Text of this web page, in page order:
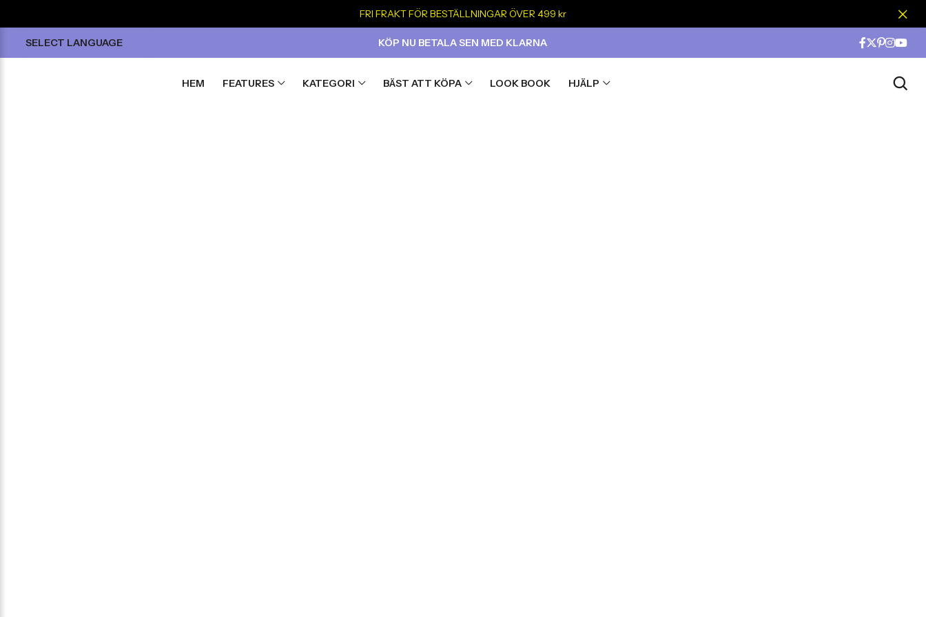
FRI FRAKT FÖR BESTÄLLNINGAR ÖVER 499 kr
SELECT LANGUAGE KÖP NU BETALA SEN MED KLARNA
HEM FEATURES KATEGORI BÄST ATT KÖPA LOOK BOOK HJÄLP